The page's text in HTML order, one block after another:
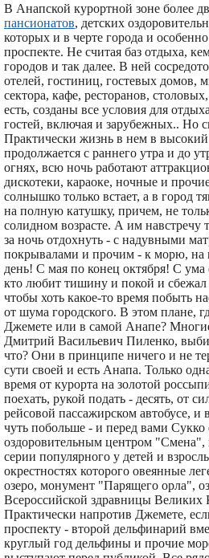
В Анапской курортной зоне более
пансионатов, детских
которых и в черте города и
проспекте. Не считая баз отдыха,
городов и так далее. В ней
отелей, гостиниц, гостевых домов,
сектора, кафе, ресторанов,
есть, созданы все условия для
гостей, включая и зарубежных.. Но
Практически жизнь в нем в высокий
продолжается с раннего утра и до
огнях, всю ночь работают
дискотеки, караоке, ночные и
солнышко только встает, а в город
на полную катушку, причем, не
солидном возрасте. А им навстречу
за ночь отдохнуть - с надувными
покрывалами и прочим - к морю, на
день! С мая по конец октября! С ума
кто любит тишину и покой и сбежал
чтобы хоть какое-то время побыть
от шума городского. В этом плане,
Джемете или в самой Анапе?
Дмитрий Васильевич Пиленко,
что? Они в принципе ничего и не
сути своей и есть Анапа. Только
время от курорта на золотой
поехать, рукой подать - десять, от
рейсовой пассажирском автобусе,
чуть побольше - и перед вами
оздоровительным центром "Смена",
серии популярного у детей и
окрестностях которого овеянные
озеро, монумент "Парящего орла",
Всероссийской здравницы Великих
Практически напротив Джемете,
проспекту - второй дельфинарий
круглый год дельфины и прочие